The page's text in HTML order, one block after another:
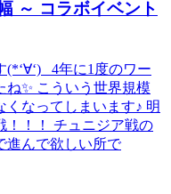
～ コラボイベント
(*‘∀‘) 4年に1度のワー
✨ こういう世界規模
なってしまいます♪ 明
！！！ チュニジア戦の
進んで欲しい所で